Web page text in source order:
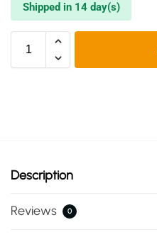
Shipped in 14 day(s)
Description
Reviews 0